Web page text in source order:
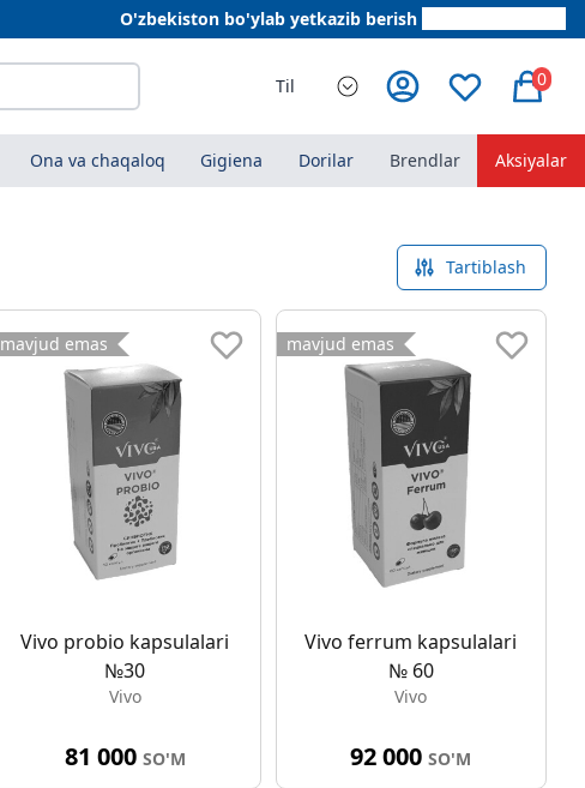
O'zbekiston bo'ylab yetkazib berish
Til 0
Ona va chaqaloq Gigiena Dorilar Brendlar Aksiyalar
Tartiblash
mavjud emas
Vivo probio kapsulalari
№30
Vivo
81 000 SO'M
mavjud emas
Vivo ferrum kapsulalari
№ 60
Vivo
92 000SO'M